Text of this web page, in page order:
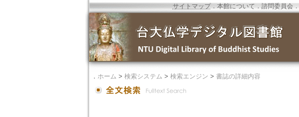
サイトマップ．本館について ． 諮問委員会．
． ホーム > 検索システム > 検索エンジン > 書誌の詳細内容